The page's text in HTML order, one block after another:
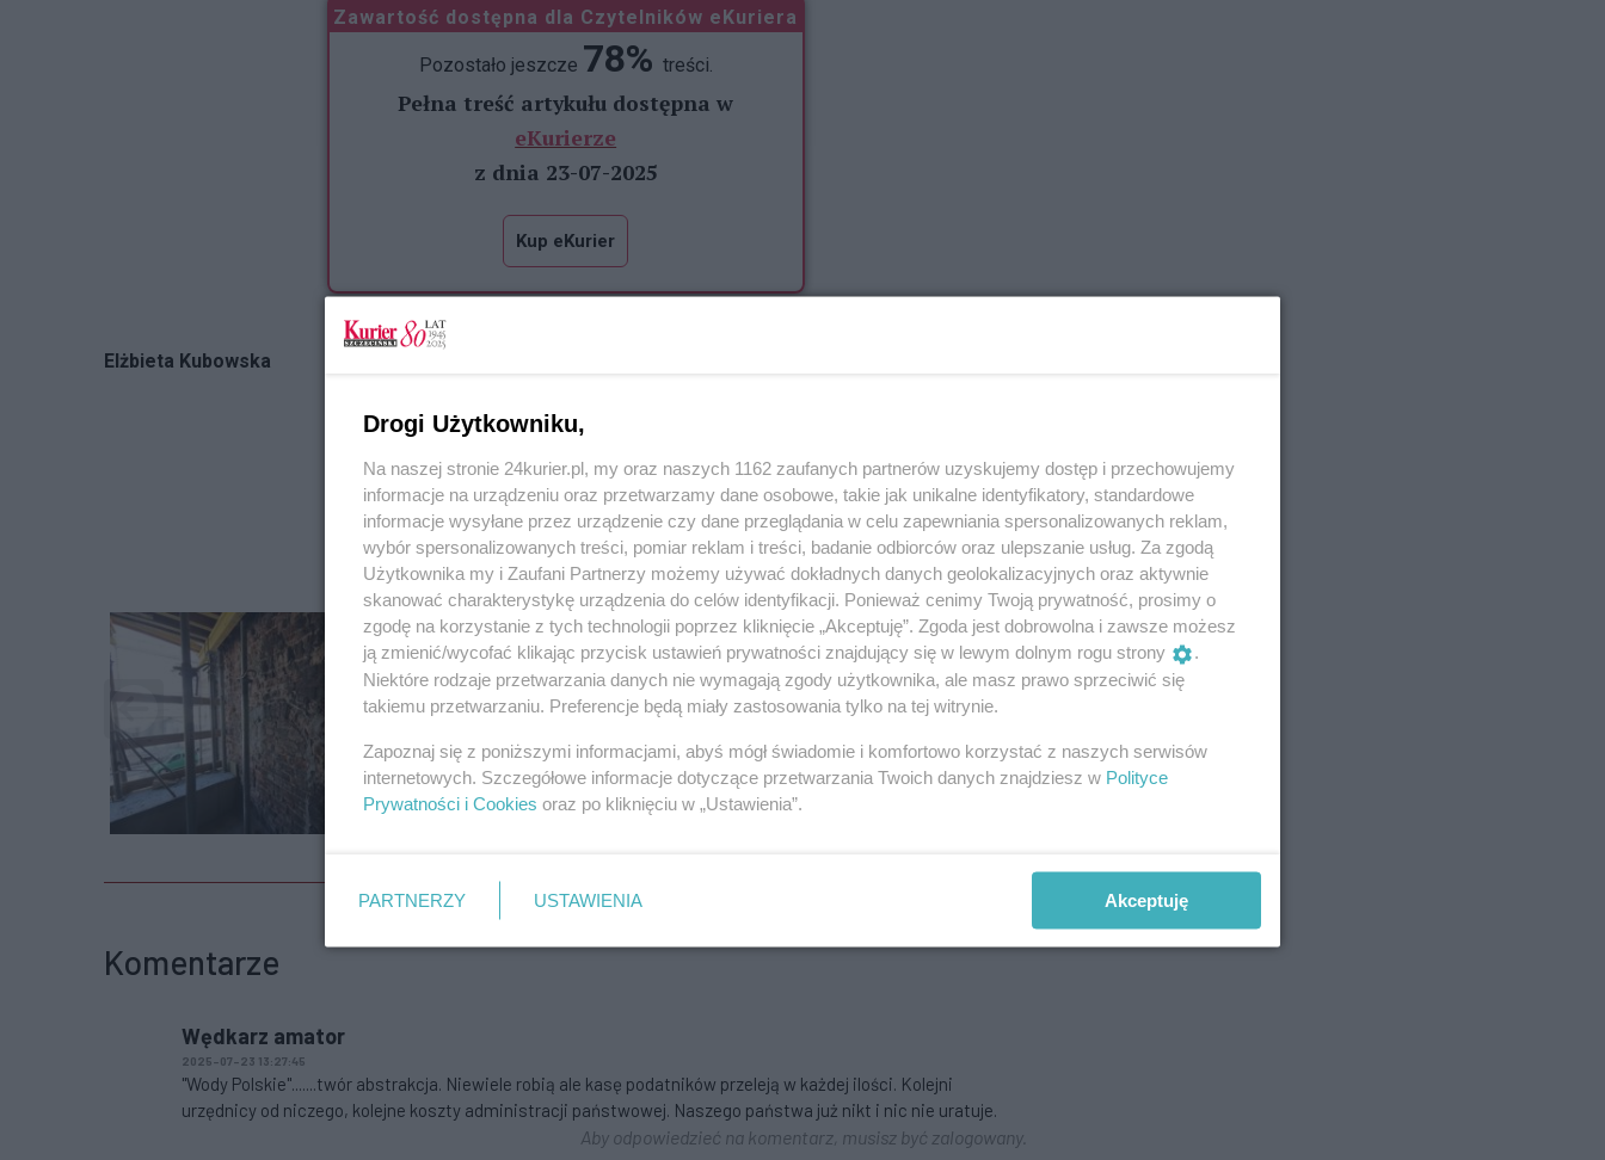
Zawartość dostępna dla Czytelników eKuriera
Pozostało jeszcze 78% treści.
Pełna treść artykułu dostępna w
eKurierze
z dnia 23-07-2025
Kup eKurier
Elżbieta Kubowska
Komentarze
Wędkarz amator
2025-07-23 13:27:45
"Wody Polskie".......twór abstrakcja. Niewiele robią ale kasę podatników przeleją w każdej ilości. Kolejni
urzędnicy od niczego, kolejne koszty administracji państwowej. Naszego państwa już nikt i nic nie uratuje.
Aby odpowiedzieć na komentarz, musisz być zalogowany.
Drogi Użytkowniku,
Na naszej stronie 24kurier.pl, my oraz naszych 1162 zaufanych partnerów uzyskujemy dostęp i przechowujemy
informacje na urządzeniu oraz przetwarzamy dane osobowe, takie jak unikalne identyfikatory, standardowe
informacje wysyłane przez urządzenie czy dane przeglądania w celu zapewniania spersonalizowanych reklam,
wybór spersonalizowanych treści, pomiar reklam i treści, badanie odbiorców oraz ulepszanie usług. Za zgodą
Użytkownika my i Zaufani Partnerzy możemy używać dokładnych danych geolokalizacyjnych oraz aktywnie
skanować charakterystykę urządzenia do celów identyfikacji. Ponieważ cenimy Twoją prywatność, prosimy o
zgodę na korzystanie z tych technologii poprzez kliknięcie „Akceptuję”. Zgoda jest dobrowolna i zawsze możesz
ją zmienić/wycofać klikając przycisk ustawień prywatności znajdujący się w lewym dolnym rogu strony
.
Niektóre rodzaje przetwarzania danych nie wymagają zgody użytkownika, ale masz prawo sprzeciwić się
takiemu przetwarzaniu. Preferencje będą miały zastosowania tylko na tej witrynie.
Zapoznaj się z poniższymi informacjami, abyś mógł świadomie i komfortowo korzystać z naszych serwisów
internetowych. Szczegółowe informacje dotyczące przetwarzania Twoich danych znajdziesz w Polityce
Prywatności i Cookies oraz po kliknięciu w „Ustawienia”.
PARTNERZY USTAWIENIA Akceptuję